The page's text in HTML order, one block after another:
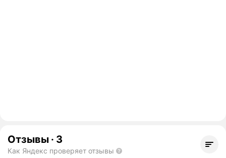
Отзывы · 3
Как Яндекс проверяет отзывы